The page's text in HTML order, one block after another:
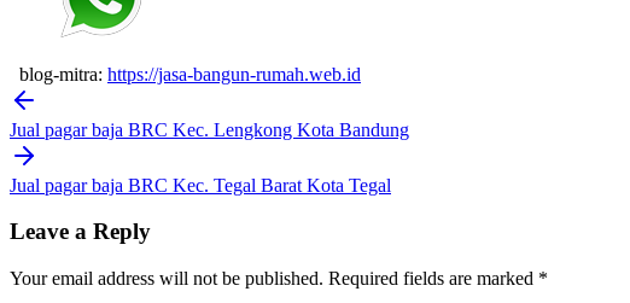
blog-mitra: https://jasa-bangun-rumah.web.id
Post
navigation
Jual pagar baja BRC Kec. Lengkong Kota Bandung
Jual pagar baja BRC Kec. Tegal Barat Kota Tegal
Leave a Reply
Your email address will not be published. Required fields are marked *